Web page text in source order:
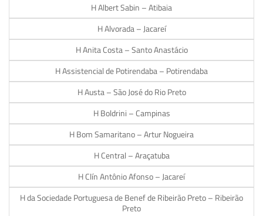
H Albert Sabin – Atibaia
H Alvorada – Jacareí
H Anita Costa – Santo Anastácio
H Assistencial de Potirendaba – Potirendaba
H Austa – São José do Rio Preto
H Boldrini – Campinas
H Bom Samaritano – Artur Nogueira
H Central – Araçatuba
H Clín Antônio Afonso – Jacareí
H da Sociedade Portuguesa de Benef de Ribeirão Preto – Ribeirão
Preto